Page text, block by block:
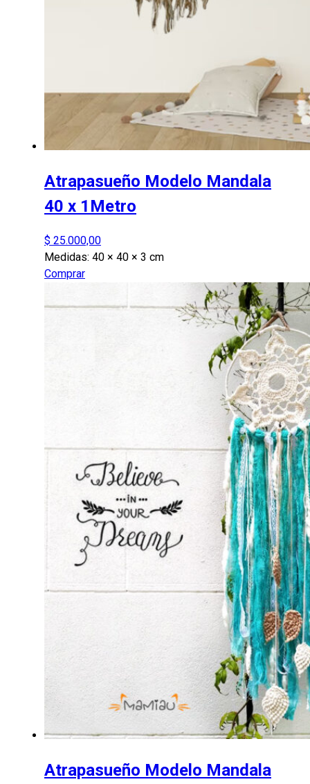
Atrapasueño Modelo Mandala
40 x 1Metro
$ 25.000,00
Medidas: 40 × 40 × 3 cm
Comprar
Atrapasueño Modelo Mandala